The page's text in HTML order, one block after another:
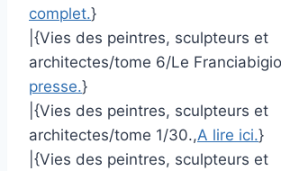
complet.}
|{Vies des peintres, sculpteurs et
architectes/tome 6/Le
presse.}
|{Vies des peintres, sculpteurs et
architectes/tome 1/30.,A lire ici.}
|{Vies des peintres, sculpteurs et